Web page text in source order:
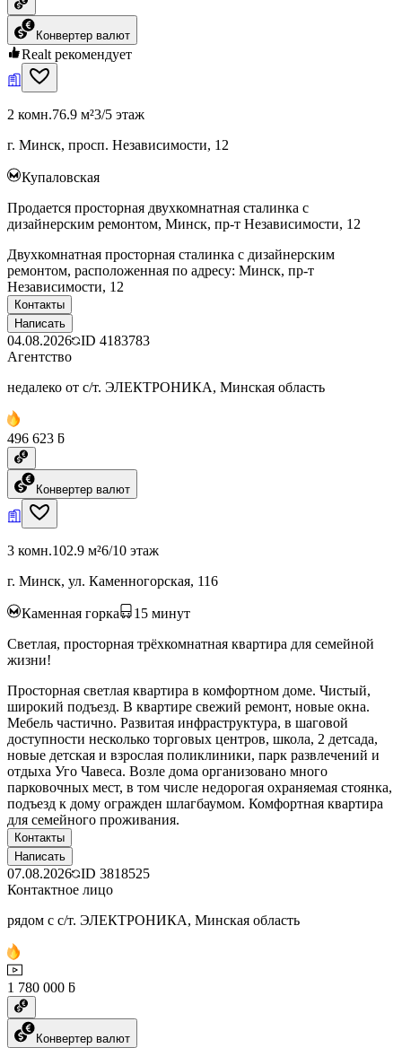
Конвертер валют
Realt рекомендует
2 комн.76.9 м²3/5 этаж
г. Минск, просп. Независимости, 12
Купаловская
Продается просторная двухкомнатная сталинка с
дизайнерским ремонтом, Минск, пр-т Независимости, 12
Двухкомнатная просторная сталинка с дизайнерским
ремонтом, расположенная по адресу: Минск, пр-т
Независимости, 12
Контакты
Написать
04.08.2026 ID 4183783
Агентство
недалеко от с/т. ЭЛЕКТРОНИКА, Минская область
496 623 ƃ
Конвертер валют
3 комн.102.9 м²6/10 этаж
г. Минск, ул. Каменногорская, 116
Каменная горка 15 минут
Светлая, просторная трёхкомнатная квартира для семейной
жизни!
Просторная светлая квартира в комфортном доме. Чистый,
широкий подъезд. В квартире свежий ремонт, новые окна.
Мебель частично. Развитая инфраструктура, в шаговой
доступности несколько торговых центров, школа, 2 детсада,
новые детская и взрослая поликлиники, парк развлечений и
отдыха Уго Чавеса. Возле дома организовано много
парковочных мест, в том числе недорогая охраняемая стоянка,
подъезд к дому огражден шлагбаумом. Комфортная квартира
для семейного проживания.
Контакты
Написать
07.08.2026 ID 3818525
Контактное лицо
рядом с с/т. ЭЛЕКТРОНИКА, Минская область
1 780 000 ƃ
Конвертер валют